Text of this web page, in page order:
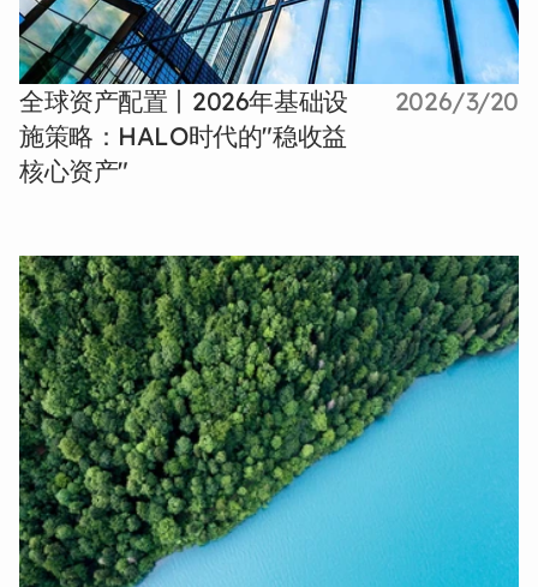
全球资产配置丨2026年基础设
施策略：HALO时代的"稳收益
核心资产"
2026/3/20